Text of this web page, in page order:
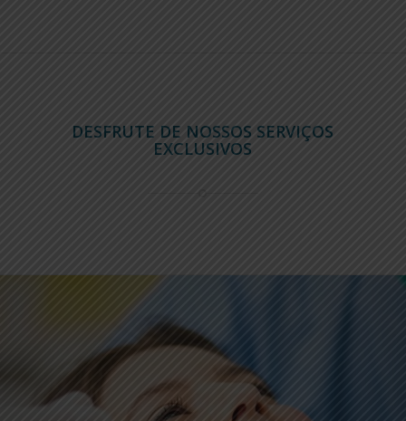
DESFRUTE DE NOSSOS SERVIÇOS
EXCLUSIVOS